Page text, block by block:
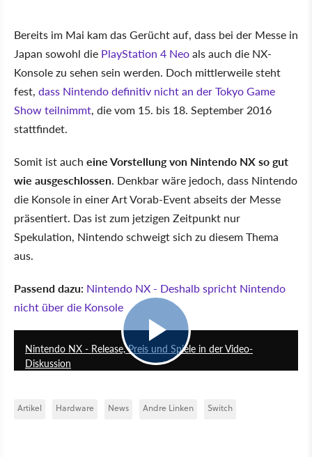
Bereits im Mai kam das Gerücht auf, dass bei der Messe in
Japan sowohl die PlayStation 4 Neoals auch die NX-
Konsole zu sehen sein werden. Doch mittlerweile steht
fest, dass Nintendo definitiv nicht an der Tokyo Game
Show teilnimmt, die vom 15. bis 18. September 2016
stattfindet.
Somit ist auch eine Vorstellung von Nintendo NX so gut
wie ausgeschlossen. Denkbar wäre jedoch, dass Nintendo
die Konsole in einer Art Vorab-Event abseits der Messe
präsentiert. Das ist zum jetzigen Zeitpunkt nur
Spekulation, Nintendo schweigt sich zu diesem Thema
aus.
Passend dazu: Nintendo NX - Deshalb spricht Nintendo
nicht über die Konsole
Nintendo NX - Release, Preis und Spiele in der Video-
Diskussion
Artikel Hardware News Andre Linken Switch